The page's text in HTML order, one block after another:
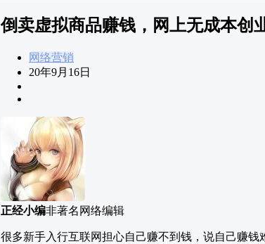
倒卖虚拟商品赚钱，网上无成本创
网络营销
20年9月16日
正经小编非著名网络编辑
很多新手入行互联网担心自己赚不到钱，说自己赚